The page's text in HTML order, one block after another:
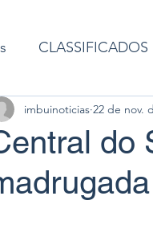
CLASSIFICADOS
do
imbuinoticias 22 de nov.